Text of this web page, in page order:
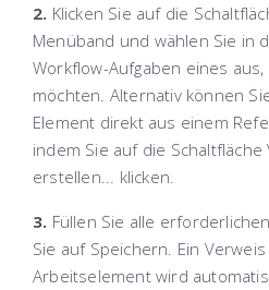
2. Klicken Sie auf die
Menüband und wählen Sie in
Workflow-Aufgaben eines
möchten. Alternativ können
Element direkt aus einem
indem Sie auf die Schaltfläche
erstellen...
klicken.
3. Füllen Sie alle
Sie auf Speichern . Ein
Arbeitselement wird